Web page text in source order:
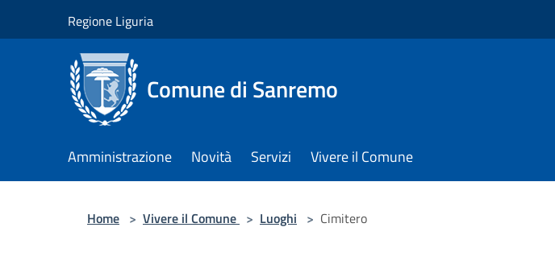
Regione Liguria
Comune di Sanremo
Amministrazione Novità Servizi Vivere il Comune
Home > Vivere il Comune > Luoghi > Cimitero